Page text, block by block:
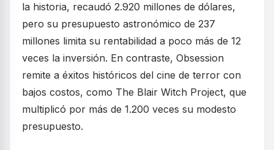
la historia, recaudó 2.920 millones de dólares,
pero su presupuesto astronómico de 237
millones limita su rentabilidad a poco más de 12
veces la inversión. En contraste, Obsession
remite a éxitos históricos del cine de terror con
bajos costos, como The Blair Witch Project, que
multiplicó por más de 1.200 veces su modesto
presupuesto.